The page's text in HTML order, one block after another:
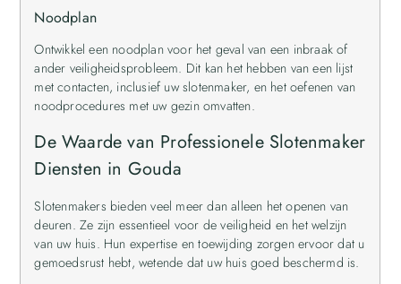
Noodplan
Ontwikkel een noodplan voor het geval van een inbraak of
ander veiligheidsprobleem. Dit kan het hebben van een lijst
met contacten, inclusief uw slotenmaker, en het oefenen van
noodprocedures met uw gezin omvatten.
De Waarde van Professionele Slotenmaker
Diensten in Gouda
Slotenmakers bieden veel meer dan alleen het openen van
deuren. Ze zijn essentieel voor de veiligheid en het welzijn
van uw huis. Hun expertise en toewijding zorgen ervoor dat u
gemoedsrust hebt, wetende dat uw huis goed beschermd is.